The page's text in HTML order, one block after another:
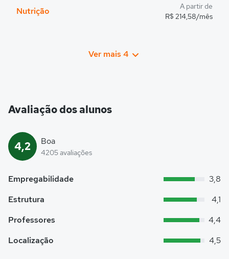
Nutrição
A partir de
R$ 214,58/mês
Ver mais 4
Avaliação dos alunos
4,2 Boa
4205 avaliações
Empregabilidade
3,8
Estrutura
4,1
Professores
4,4
Localização
4,5